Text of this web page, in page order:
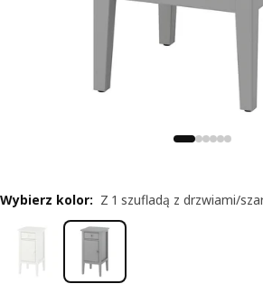
Wybierz kolor: Z 1 szufladą z drzwiami/